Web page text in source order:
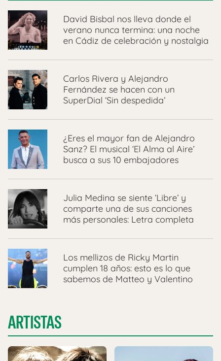
David Bisbal nos lleva donde el
verano nunca termina: una noche
en Cádiz de celebración y nostalgia
Carlos Rivera y Alejandro
Fernández se hacen con un
SuperDial ‘Sin despedida’
¿Eres el mayor fan de Alejandro
Sanz? El musical ‘El Alma al Aire’
busca a sus 10 embajadores
Julia Medina se siente ‘Libre’ y
comparte una de sus canciones
más personales: Letra completa
Los mellizos de Ricky Martin
cumplen 18 años: esto es lo que
sabemos de Matteo y Valentino
ARTISTAS